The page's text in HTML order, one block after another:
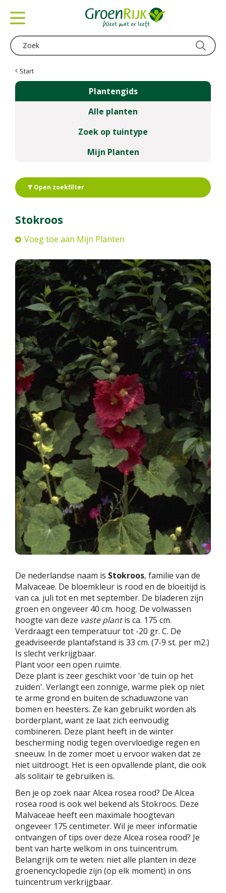
Start
Plantengids
Alle planten
Zoek op tuintype
Mijn Planten
Open zoekfilter
Stokroos
Voeg toe aan Mijn Planten
De nederlandse naam is Stokroos, familie van de
Malvaceae. De bloemkleur is rood en de bloeitijd is
van ca. juli tot en met september. De bladeren zijn
groen en ongeveer 40 cm. hoog. De volwassen
hoogte van deze vaste plantis ca. 175 cm.
Verdraagt een temperatuur tot -20 gr. C. De
geadviseerde plantafstand is 33 cm. (7-9 st. per m2.)
Is slecht verkrijgbaar.
Plant voor een open ruimte.
Deze plant is zeer geschikt voor 'de tuin op het
zuiden'. Verlangt een zonnige, warme plek op niet
te arme grond en buiten de schaduwzone van
bomen en heesters. Ze kan gebruikt worden als
borderplant, want ze laat zich eenvoudig
combineren. Deze plant heeft in de winter
bescherming nodig tegen overvloedige regen en
sneeuw. In de zomer moet u ervoor waken dat ze
niet uitdroogt. Het is een opvallende plant, die ook
als solitair te gebruiken is.
Ben je op zoek naar Alcea rosea rood? De Alcea
rosea rood is ook wel bekend als Stokroos. Deze
Malvaceae heeft een maximale hoogtevan
ongeveer 175 centimeter. Wil je meer informatie
ontvangen of tips over deze Alcea rosea rood? Je
bent van harte welkom in ons tuincentrum.
Belangrijk om te weten: niet alle planten in deze
groenencyclopedie zijn (op elk moment) in ons
tuincentrum verkrijgbaar.